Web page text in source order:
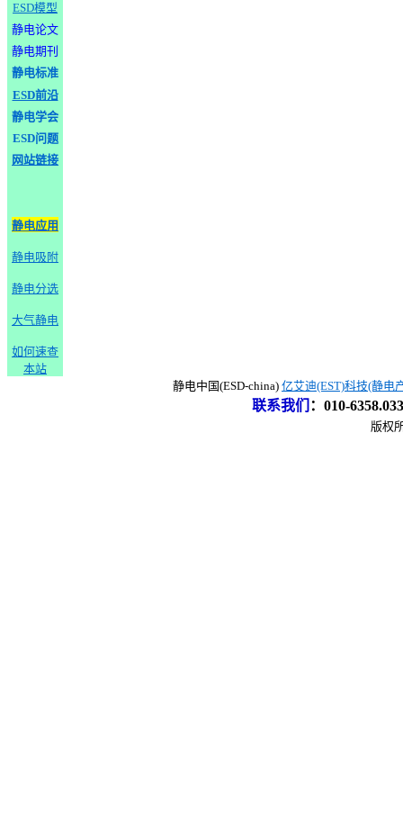
ESD模型
静电论文
静电期刊
静电标准
ESD前沿
静电学会
ESD问题
网站链接
静电应用
静电吸附
静电分选
大气静电
如何速查
本站
静电中国(ESD-china) 亿艾迪(EST)科技(静电
联系我们 ： 010-
版权